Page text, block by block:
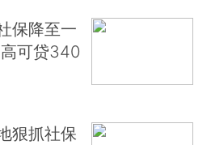
保降至一
可贷340
狠抓社保